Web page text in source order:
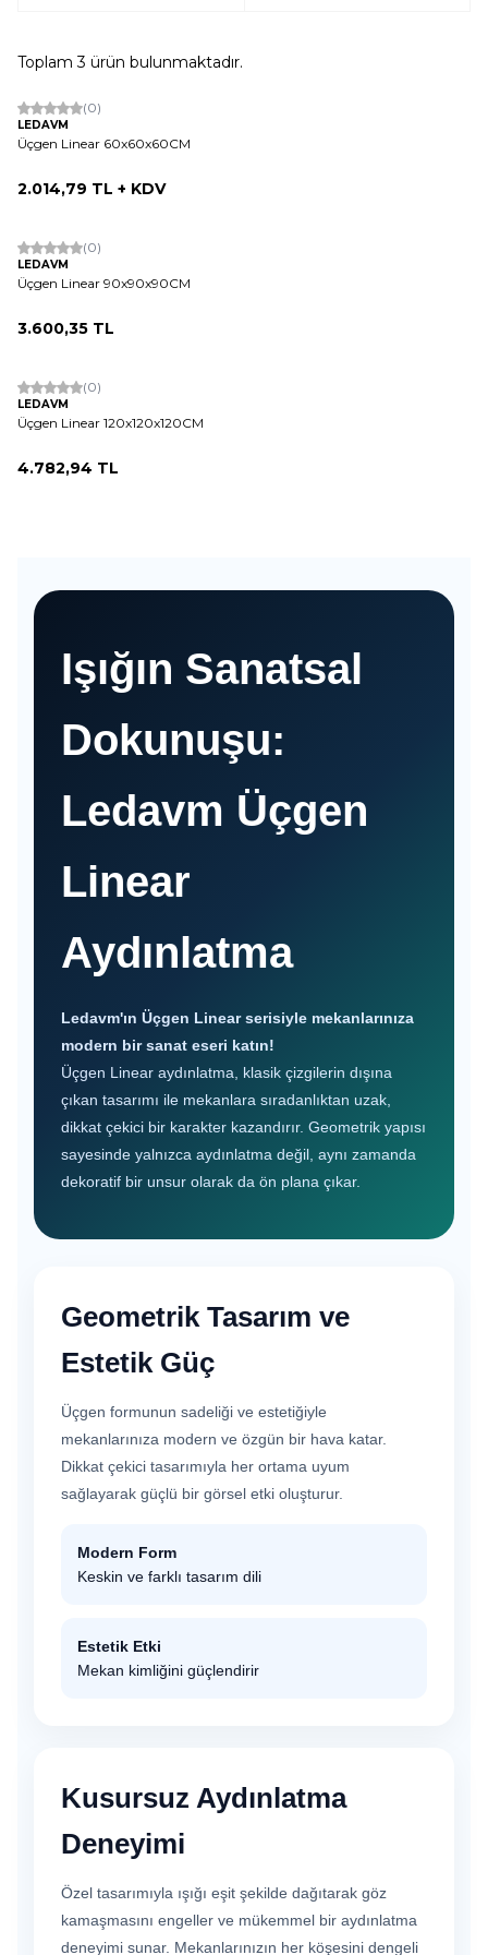
Toplam3 ürün bulunmaktadır.
(0)
LEDAVM
Üçgen Linear 60x60x60CM
2.014,79 TL + KDV
(0)
LEDAVM
Üçgen Linear 90x90x90CM
3.600,35 TL
(0)
LEDAVM
Üçgen Linear 120x120x120CM
4.782,94 TL
Işığın Sanatsal
Dokunuşu:
Ledavm Üçgen
Linear
Aydınlatma
Ledavm'ın Üçgen Linear serisiyle mekanlarınıza
modern bir sanat eseri katın!
Üçgen Linear aydınlatma, klasik çizgilerin dışına
çıkan tasarımı ile mekanlara sıradanlıktan uzak,
dikkat çekici bir karakter kazandırır. Geometrik yapısı
sayesinde yalnızca aydınlatma değil, aynı zamanda
dekoratif bir unsur olarak da ön plana çıkar.
Geometrik Tasarım ve
Estetik Güç
Üçgen formunun sadeliği ve estetiğiyle
mekanlarınıza modern ve özgün bir hava katar.
Dikkat çekici tasarımıyla her ortama uyum
sağlayarak güçlü bir görsel etki oluşturur.
Modern Form
Keskin ve farklı tasarım dili
Estetik Etki
Mekan kimliğini güçlendirir
Kusursuz Aydınlatma
Deneyimi
Özel tasarımıyla ışığı eşit şekilde dağıtarak göz
kamaşmasını engeller ve mükemmel bir aydınlatma
deneyimi sunar. Mekanlarınızın her köşesini dengeli